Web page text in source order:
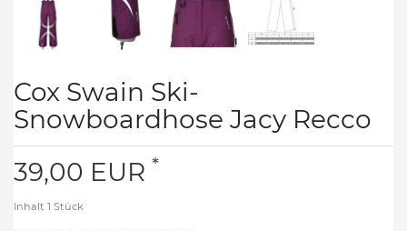
Cox Swain Ski-
Snowboardhose Jacy Recco
39,00 EUR *
Inhalt 1 Stück